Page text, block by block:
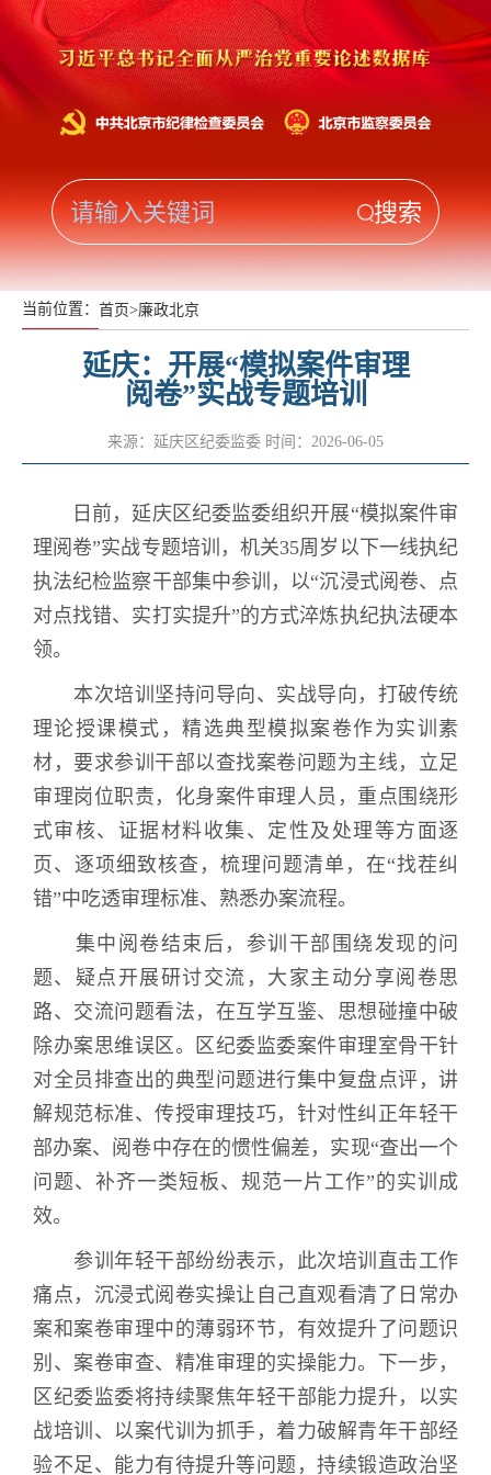
当前位置： 首页>廉政北京
延庆：开展“模拟案件审理
阅卷”实战专题培训
来源：延庆区纪委监委 时间：2026-06-05
日前，延庆区纪委监委组织开展“模拟案件审
理阅卷”实战专题培训，机关35周岁以下一线执纪
执法纪检监察干部集中参训，以“沉浸式阅卷、点
对点找错、实打实提升”的方式淬炼执纪执法硬本
领。
本次培训坚持问导向、实战导向，打破传统
理论授课模式，精选典型模拟案卷作为实训素
材，要求参训干部以查找案卷问题为主线，立足
审理岗位职责，化身案件审理人员，重点围绕形
式审核、证据材料收集、定性及处理等方面逐
页、逐项细致核查，梳理问题清单，在“找茬纠
错”中吃透审理标准、熟悉办案流程。
集中阅卷结束后，参训干部围绕发现的问
题、疑点开展研讨交流，大家主动分享阅卷思
路、交流问题看法，在互学互鉴、思想碰撞中破
除办案思维误区。区纪委监委案件审理室骨干针
对全员排查出的典型问题进行集中复盘点评，讲
解规范标准、传授审理技巧，针对性纠正年轻干
部办案、阅卷中存在的惯性偏差，实现“查出一个
问题、补齐一类短板、规范一片工作”的实训成
效。
参训年轻干部纷纷表示，此次培训直击工作
痛点，沉浸式阅卷实操让自己直观看清了日常办
案和案卷审理中的薄弱环节，有效提升了问题识
别、案卷审查、精准审理的实操能力。下一步，
区纪委监委将持续聚焦年轻干部能力提升，以实
战培训、以案代训为抓手，着力破解青年干部经
验不足、能力有待提升等问题，持续锻造政治坚